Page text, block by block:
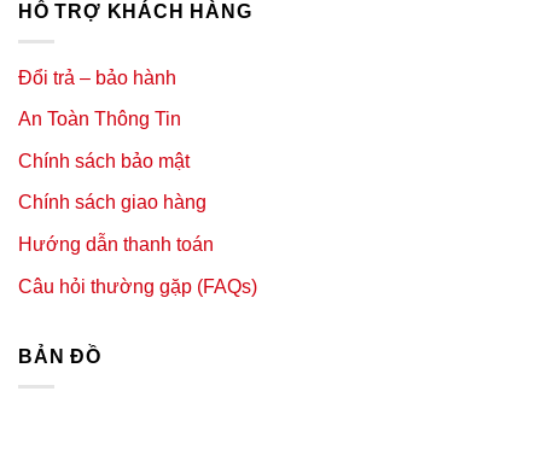
HỖ TRỢ KHÁCH HÀNG
Đổi trả – bảo hành
An Toàn Thông Tin
Chính sách bảo mật
Chính sách giao hàng
Hướng dẫn thanh toán
Câu hỏi thường gặp (FAQs)
BẢN ĐỒ